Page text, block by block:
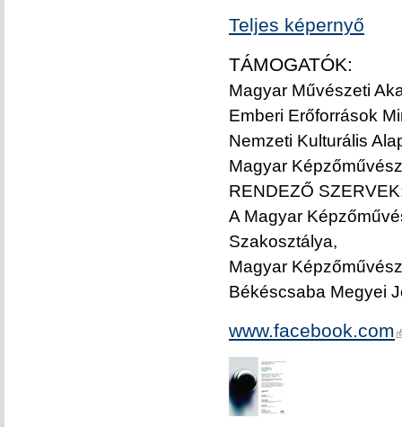
Teljes képernyő
TÁMOGATÓK:
Magyar Művészeti
Emberi Erőforrások
Nemzeti Kulturális
Magyar
RENDEZŐ
A Magyar
Szakosztálya,
Magyar
Békéscsaba Megyei
www.facebook.com